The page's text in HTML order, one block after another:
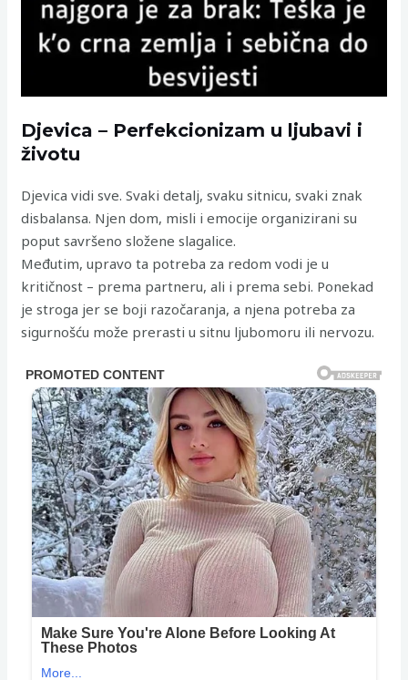
Djevica – Perfekcionizam u ljubavi i
životu
Djevica vidi sve. Svaki detalj, svaku sitnicu, svaki znak
disbalansa. Njen dom, misli i emocije organizirani su
poput savršeno složene slagalice.
Međutim, upravo ta potreba za redom vodi je u
kritičnost – prema partneru, ali i prema sebi. Ponekad
je stroga jer se boji razočaranja, a njena potreba za
sigurnošću može prerasti u sitnu ljubomoru ili nervozu.